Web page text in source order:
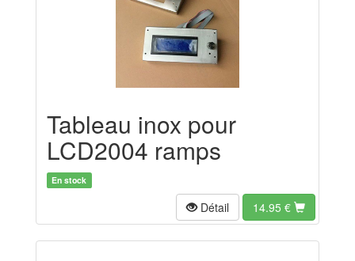
Tableau inox pour
LCD2004 ramps
En stock
Détail 14.95 €